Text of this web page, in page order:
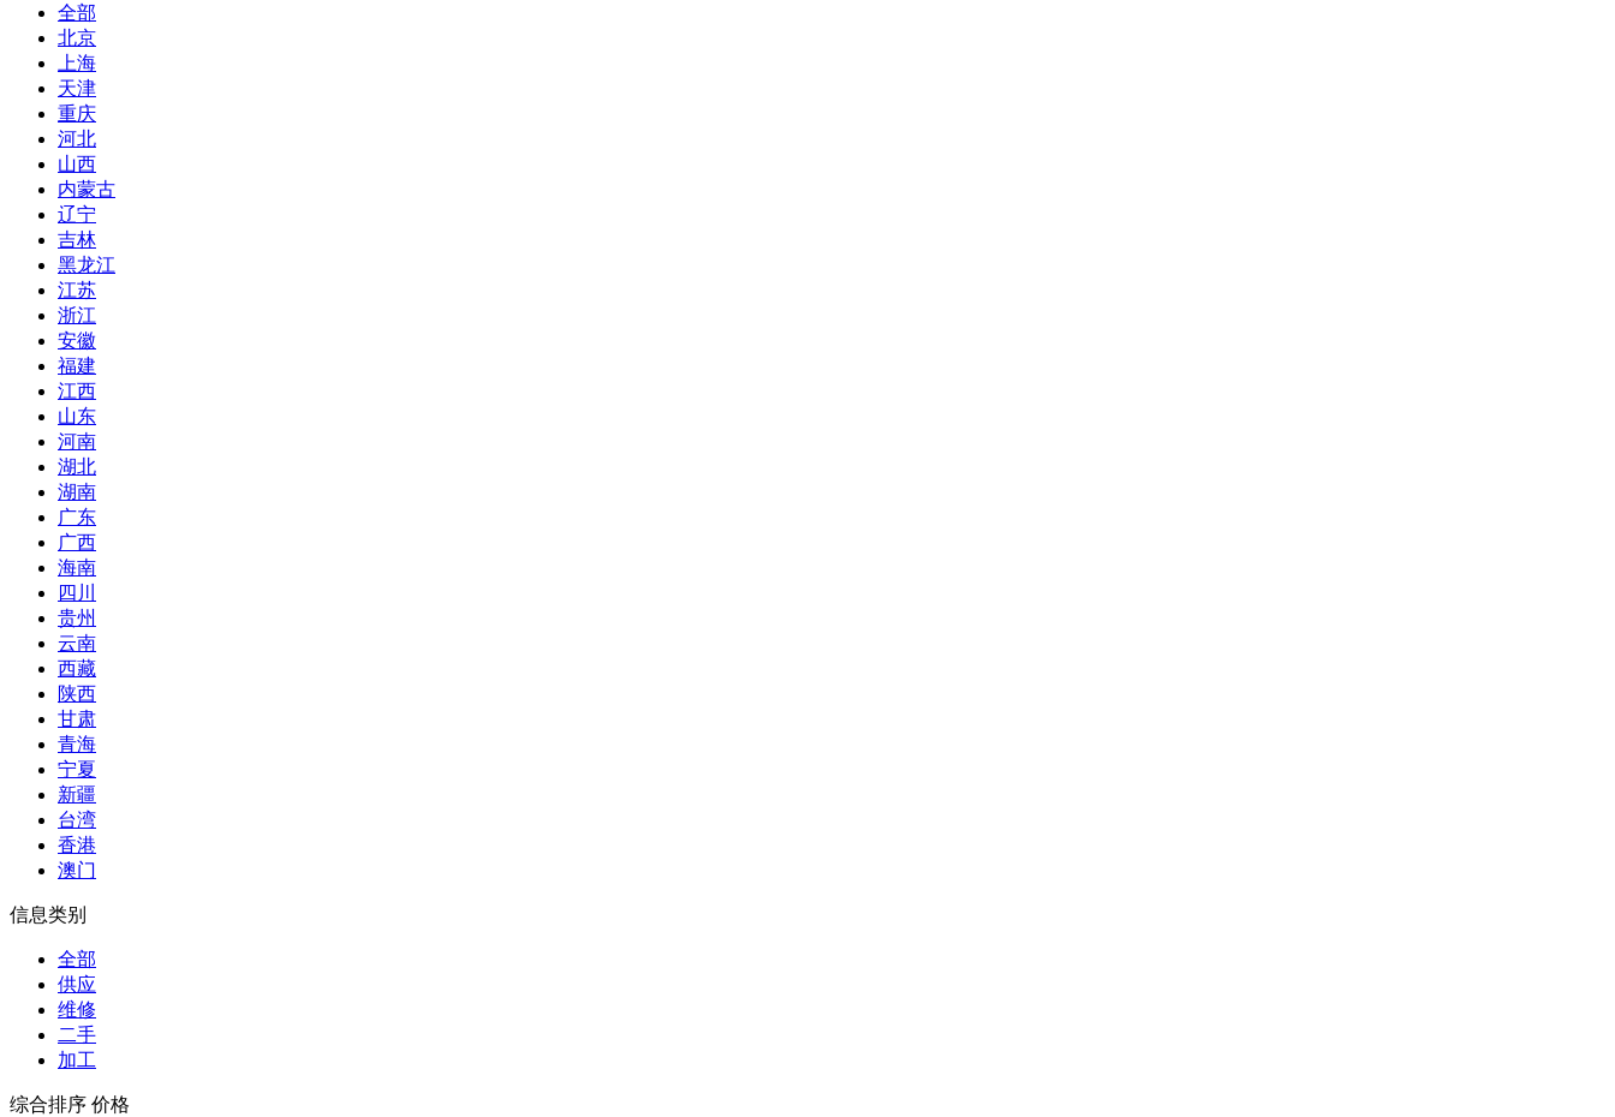
全部
北京
上海
天津
重庆
河北
山西
内蒙古
辽宁
吉林
黑龙江
江苏
浙江
安徽
福建
江西
山东
河南
湖北
湖南
广东
广西
海南
四川
贵州
云南
西藏
陕西
甘肃
青海
宁夏
新疆
台湾
香港
澳门
信息类别
全部
供应
维修
二手
加工
综合排序 价格